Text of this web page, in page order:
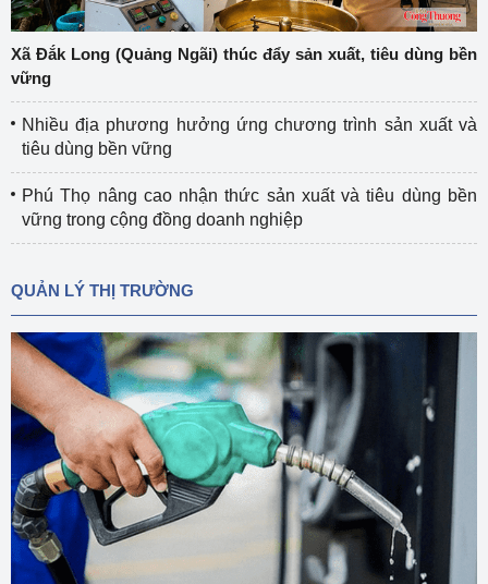
Xã Đắk Long (Quảng Ngãi) thúc đẩy sản xuất, tiêu dùng bền
vững
Nhiều địa phương hưởng ứng chương trình sản xuất và
tiêu dùng bền vững
Phú Thọ nâng cao nhận thức sản xuất và tiêu dùng bền
vững trong cộng đồng doanh nghiệp
QUẢN LÝ THỊ TRƯỜNG